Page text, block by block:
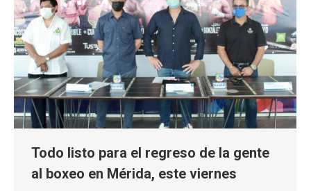
Todo listo para el regreso de la gente
al boxeo en Mérida, este viernes